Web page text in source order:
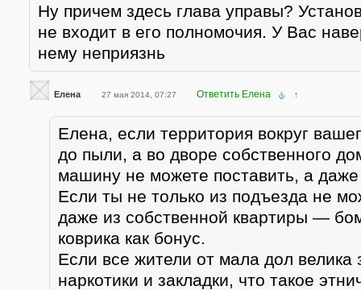
Ну причем здесь глава управы?
не входит в его полномочия. У Вас
нему неприязнь
Елена 27 мая 2014, 07:27 Ответить Елена ↑
Елена, если территория вокруг
до пыли, а во дворе собственного
машину не можете поставить, а
Если ты не только из подъезда не
даже из собственной квартиры —
коврика как бонус.
Если все жители от мала дол велика
наркотики и закладки, что такое